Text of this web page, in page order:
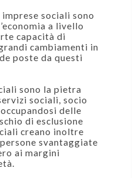
sociali sono
a livello
capacità di
cambiamenti in
poste da questi
sono la pietra
sociali, socio
delle
di esclusione
creano inoltre
svantaggiate
ai margini